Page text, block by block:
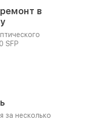
в
SFP
за несколько